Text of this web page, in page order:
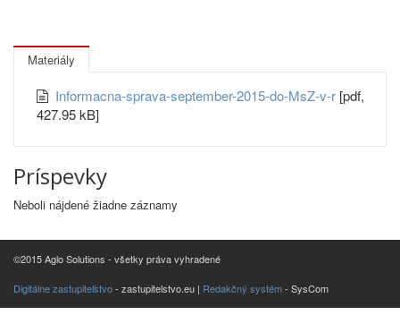
Materiály
Informacna-sprava-september-2015-do-MsZ-v-r [pdf,
427.95 kB]
Príspevky
Neboli nájdené žiadne záznamy
©2015 Aglo Solutions - všetky práva vyhradené
Digitálne zastupiteľstvo- zastupitelstvo.eu | Redakčný systém- SysCom